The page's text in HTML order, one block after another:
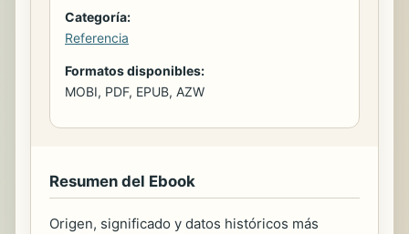
Categoría:
Referencia
Formatos disponibles:
MOBI, PDF, EPUB, AZW
Resumen del Ebook
Origen, significado y datos históricos más